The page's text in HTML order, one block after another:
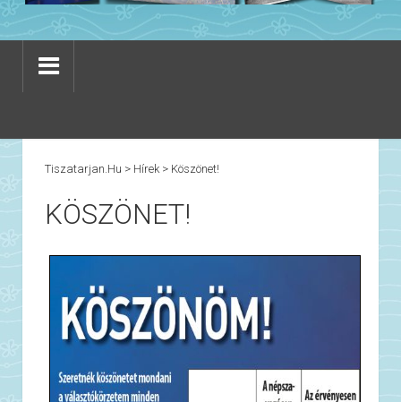
Tiszatarjan.hu > Hírek> Köszönet!
KÖSZÖNET!